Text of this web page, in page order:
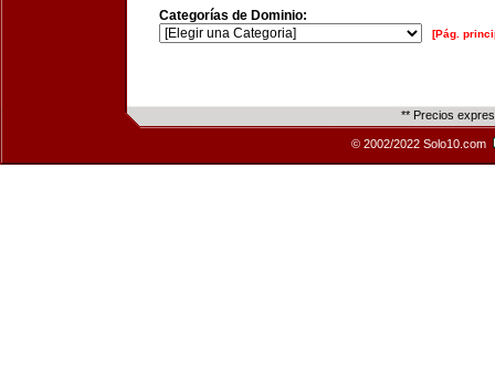
Categorías de Dominio:
[Pág.
** Precios
© 2002/2022 Solo10.com